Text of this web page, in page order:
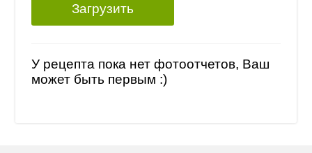
Загрузить
У рецепта пока нет фотоотчетов, Ваш
может быть первым :)